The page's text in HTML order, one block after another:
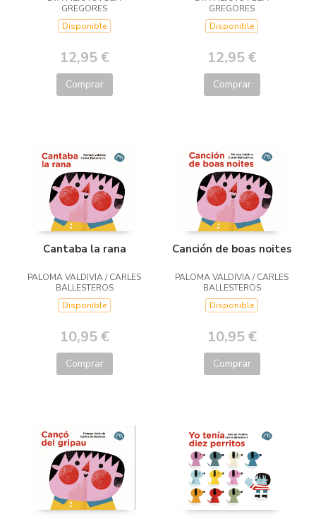
GREGORES
Disponible
12,95 €
Comprar
GREGORES
Disponible
12,95 €
Comprar
Cantaba la rana
PALOMA VALDIVIA / CARLES
BALLESTEROS
Disponible
10,95 €
Comprar
Canción de boas noites
PALOMA VALDIVIA / CARLES
BALLESTEROS
Disponible
10,95 €
Comprar